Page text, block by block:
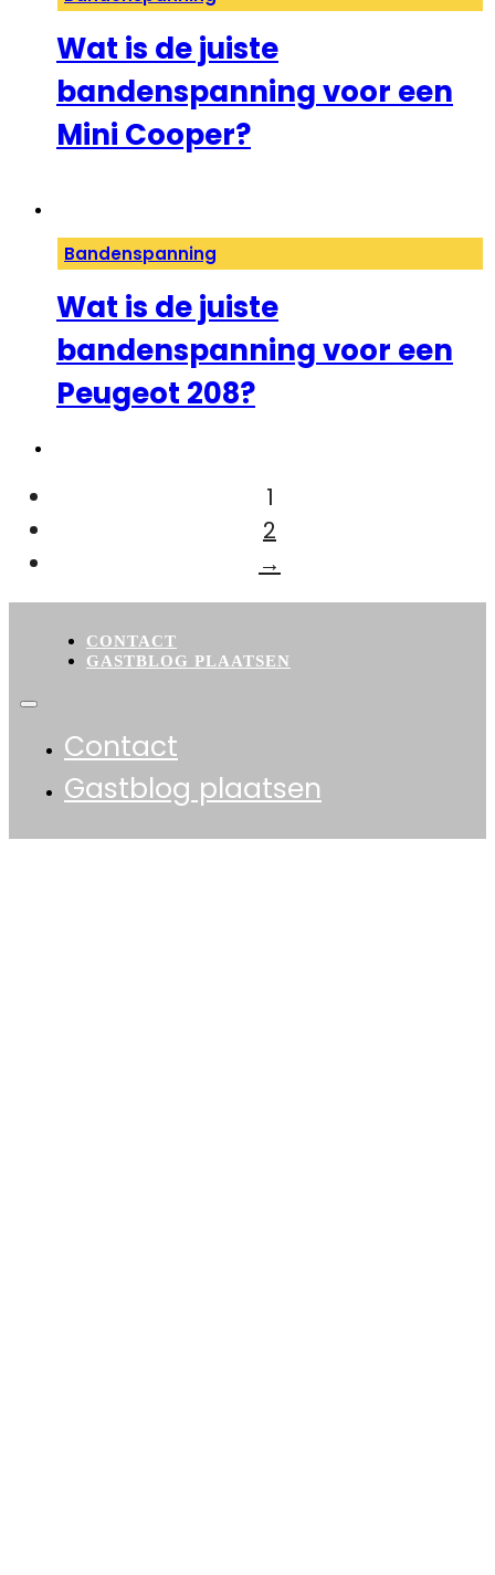
Wat is de juiste
bandenspanning voor een
Mini Cooper?
Bandenspanning
Wat is de juiste
bandenspanning voor een
Peugeot 208?
1
2
→
CONTACT
GASTBLOG PLAATSEN
Contact
Gastblog plaatsen